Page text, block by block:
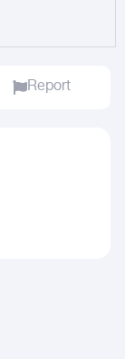
Report